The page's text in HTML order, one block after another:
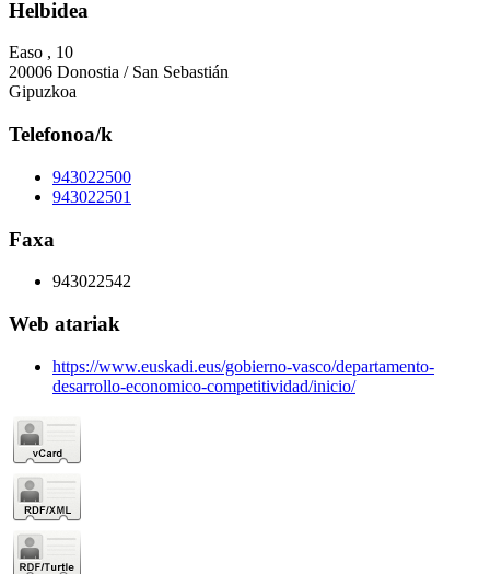
Helbidea
Easo , 10
20006 Donostia / San Sebastián
Gipuzkoa
Telefonoa/k
943022500
943022501
Faxa
943022542
Web atariak
https://www.euskadi.eus/gobierno-vasco/departamento-
desarrollo-economico-competitividad/inicio/